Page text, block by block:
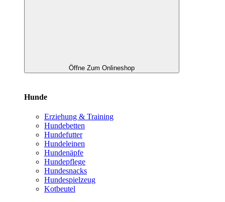
Öffne Zum Onlineshop
Hunde
Erziehung & Training
Hundebetten
Hundefutter
Hundeleinen
Hundenäpfe
Hundepflege
Hundesnacks
Hundespielzeug
Kotbeutel